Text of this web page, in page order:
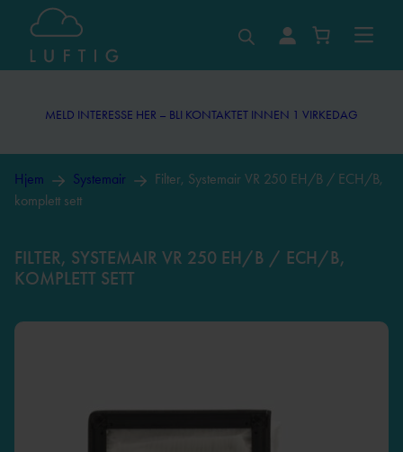
MELD INTERESSE HER – BLI KONTAKTET INNEN 1 VIRKEDAG
Hjem Systemair
Filter, Systemair VR 250 EH/B / ECH/B,
komplett sett
FILTER, SYSTEMAIR VR 250 EH/B / ECH/B,
KOMPLETT SETT
MELD INTERESSE HER – BLI KONTAKTET INNEN 1 VIRKEDAG